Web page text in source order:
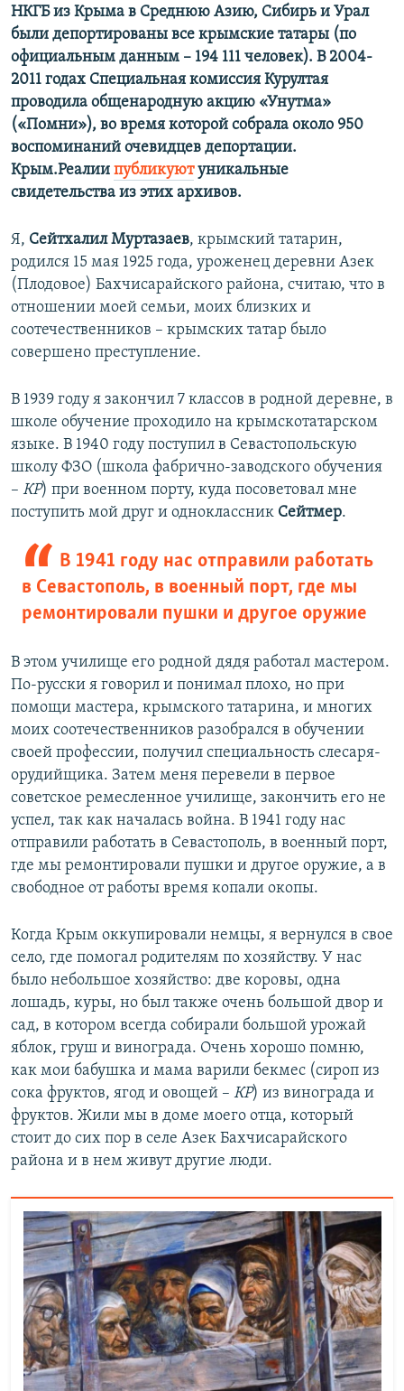
НКГБ из Крыма в Среднюю Азию, Сибирь и Урал
были депортированы все крымские татары (по
официальным данным – 194 111 человек). В 2004-
2011 годах Специальная комиссия Курултая
проводила общенародную акцию «Унутма»
(«Помни»), во время которой собрала около 950
воспоминаний очевидцев депортации.
Крым.Реалии публикуютуникальные
свидетельства из этих архивов.
Я, Сейтхалил Муртазаев, крымский татарин,
родился 15 мая 1925 года, уроженец деревни Азек
(Плодовое) Бахчисарайского района, считаю, что в
отношении моей семьи, моих близких и
соотечественников – крымских татар было
совершено преступление.
В 1939 году я закончил 7 классов в родной деревне, в
школе обучение проходило на крымскотатарском
языке. В 1940 году поступил в Севастопольскую
школу ФЗО (школа фабрично-заводского обучения
– КР) при военном порту, куда посоветовал мне
поступить мой друг и одноклассник Сейтмер.
В 1941 году нас отправили работать
в Севастополь, в военный порт, где мы
ремонтировали пушки и другое оружие
В этом училище его родной дядя работал мастером.
По-русски я говорил и понимал плохо, но при
помощи мастера, крымского татарина, и многих
моих соотечественников разобрался в обучении
своей профессии, получил специальность слесаря-
орудийщика. Затем меня перевели в первое
советское ремесленное училище, закончить его не
успел, так как началась война. В 1941 году нас
отправили работать в Севастополь, в военный порт,
где мы ремонтировали пушки и другое оружие, а в
свободное от работы время копали окопы.
Когда Крым оккупировали немцы, я вернулся в свое
село, где помогал родителям по хозяйству. У нас
было небольшое хозяйство: две коровы, одна
лошадь, куры, но был также очень большой двор и
сад, в котором всегда собирали большой урожай
яблок, груш и винограда. Очень хорошо помню,
как мои бабушка и мама варили бекмес (сироп из
сока фруктов, ягод и овощей – КР) из винограда и
фруктов. Жили мы в доме моего отца, который
стоит до сих пор в селе Азек Бахчисарайского
района и в нем живут другие люди.